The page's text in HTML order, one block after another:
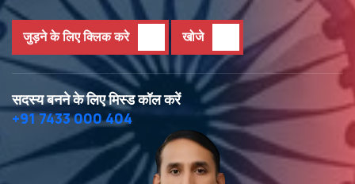
जुड़ने के लिए क्लिक करे खोजे
सदस्य बनने के लिए मिस्ड कॉल करें
+91 7433 000 404